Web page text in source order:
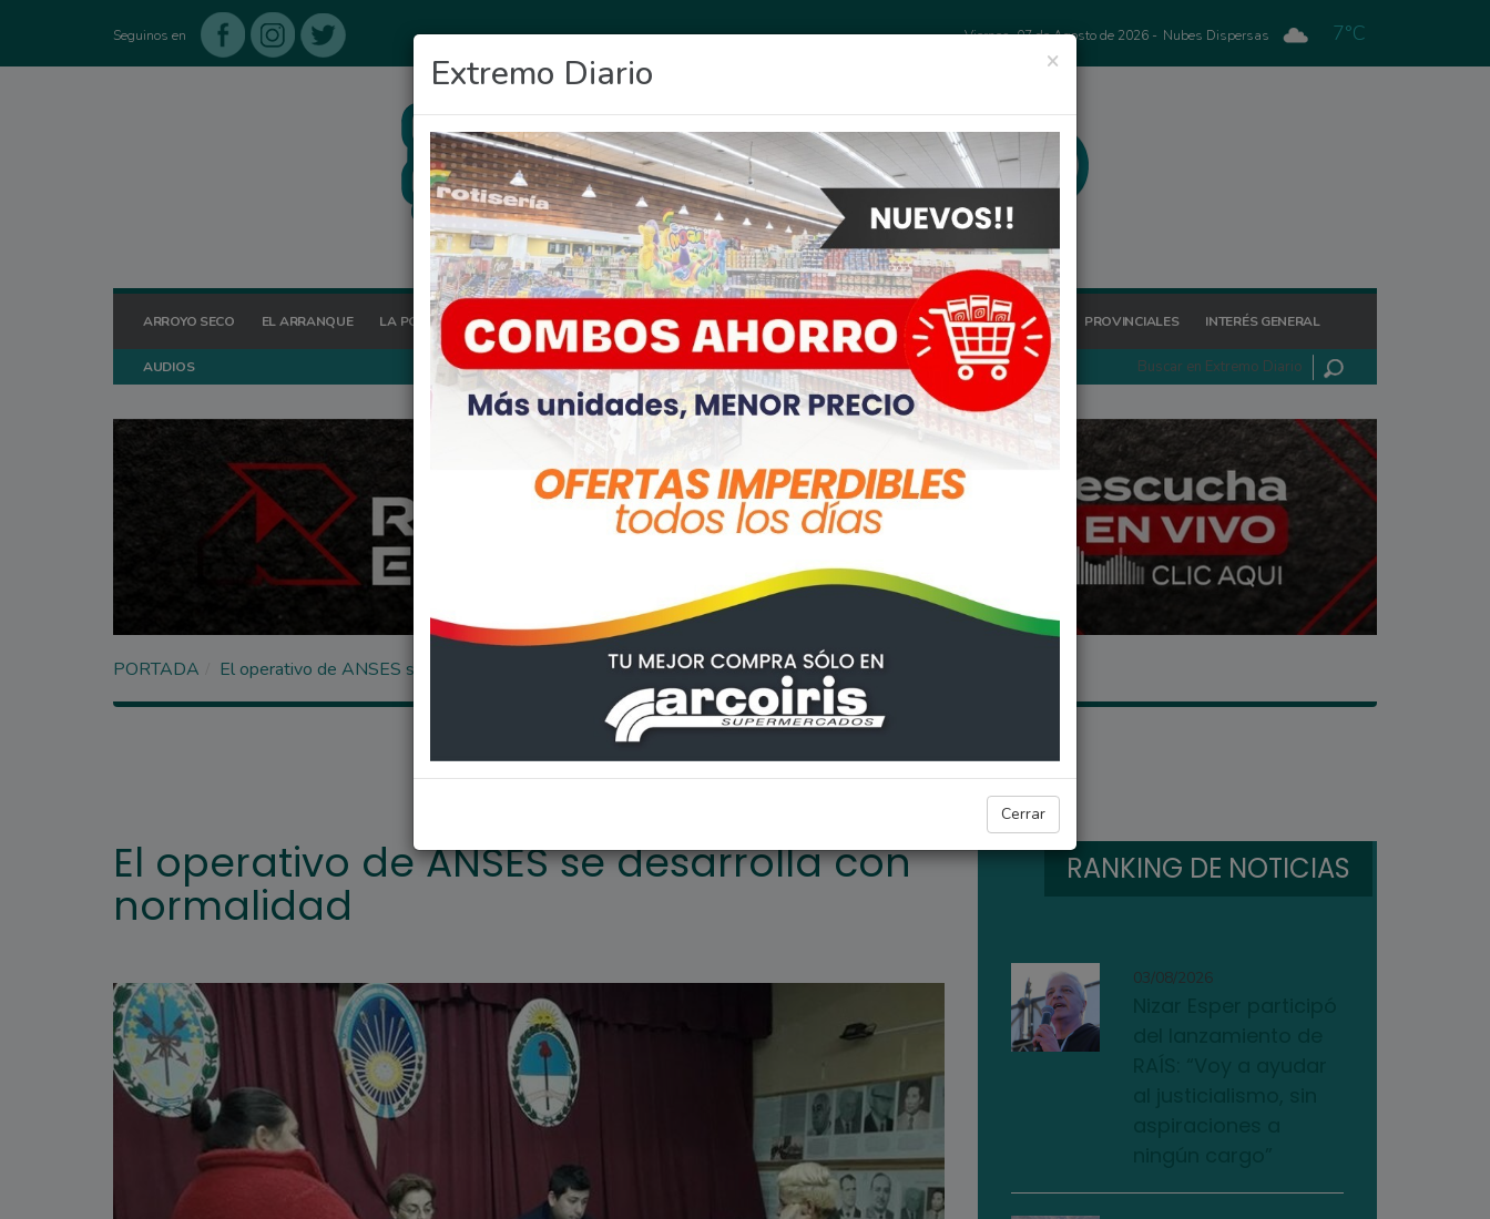
Seguinos en Viernes, 07 de Agosto de 2026 - Nubes Dispersas 7°C
ARROYO SECO EL ARRANQUE LA POSTA HOY OCIO DEPORTES FIGHIERA GENERAL LAGOS POLICIALES REGIONALES PROVINCIALES INTERÉS GENERAL
AUDIOS
×
Extremo Diario
Cerrar
PORTADA El operativo de ANSES se desarrolla con normalidad
ARROYO SECO
El operativo de ANSES se desarrolla con
normalidad
RANKING DE NOTICIAS
03/08/2026